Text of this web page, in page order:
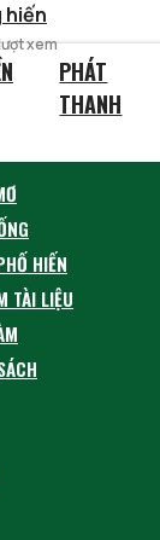
hiến
xem
PHÁT
THANH
HIẾN
TÀI LIỆU